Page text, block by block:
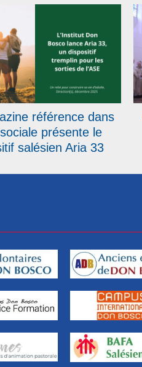
référence dans
sociale présente le
salésien Aria 33